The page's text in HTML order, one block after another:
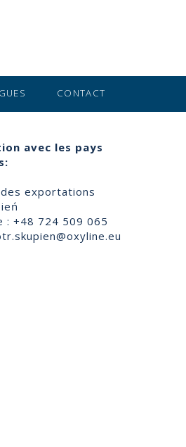
CONTACT
avec les pays
exportations
: +48 724 509 065